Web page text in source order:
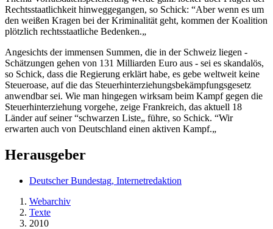
Rechtsstaatlichkeit hinweggegangen, so Schick: “Aber wenn es um
den weißen Kragen bei der Kriminalität geht, kommen der Koalition
plötzlich rechtsstaatliche Bedenken.„
Angesichts der immensen Summen, die in der Schweiz liegen -
Schätzungen gehen von 131 Milliarden Euro aus - sei es skandalös,
so Schick, dass die Regierung erklärt habe, es gebe weltweit keine
Steueroase, auf die das Steuerhinterziehungsbekämpfungsgesetz
anwendbar sei. Wie man hingegen wirksam beim Kampf gegen die
Steuerhinterziehung vorgehe, zeige Frankreich, das aktuell 18
Länder auf seiner “schwarzen Liste„ führe, so Schick. “Wir
erwarten auch von Deutschland einen aktiven Kampf.„
Herausgeber
Deutscher Bundestag, Internetredaktion
Webarchiv
Texte
2010